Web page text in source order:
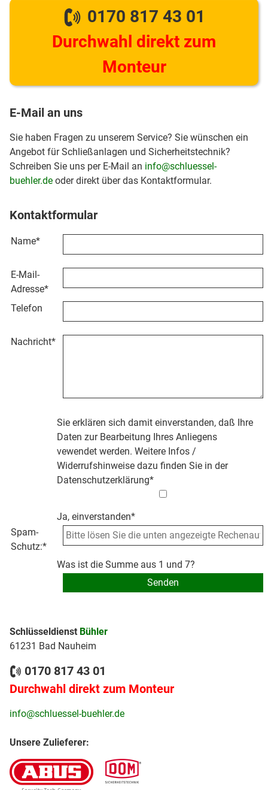
0170 817 43 01
Durchwahl direkt zum
Monteur
E-Mail an uns
Sie haben Fragen zu unserem Service? Sie wünschen ein
Angebot für Schließanlagen und Sicherheitstechnik?
Schreiben Sie uns per E-Mail an info@schluessel-
buehler.de oder direkt über das Kontaktformular.
Kontaktformular
Name*
E-Mail-
Adresse*
Telefon
Nachricht*
Sie erklären sich damit einverstanden, daß Ihre
Daten zur Bearbeitung Ihres Anliegens
vewendet werden. Weitere Infos /
Widerrufshinweise dazu finden Sie in der
Datenschutzerklärung*
Ja, einverstanden*
Spam-
Schutz:*
Was ist die Summe aus 1 und 7?
Schlüsseldienst Bühler
61231 Bad Nauheim
0170 817 43 01
Durchwahl direkt zum Monteur
info@schluessel-buehler.de
Unsere Zulieferer: